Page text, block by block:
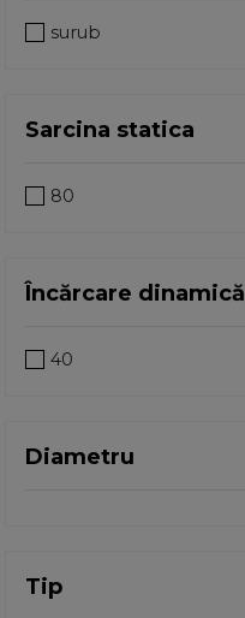
surub
Sarcina statica
80
Încărcare dinamică
40
Diametru
Tip